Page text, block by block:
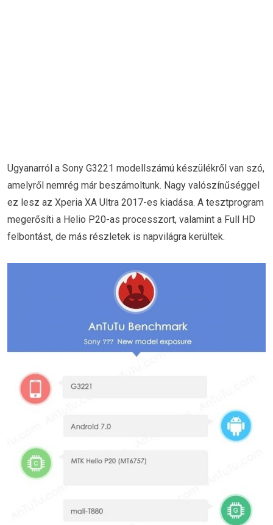
Ugyanarról a Sony G3221 modellszámú készülékről van szó,
amelyről nemrég már beszámoltunk. Nagy valószínűséggel
ez lesz az Xperia XA Ultra 2017-es kiadása. A tesztprogram
megerősíti a Helio P20-as processzort, valamint a Full HD
felbontást, de más részletek is napvilágra kerültek.